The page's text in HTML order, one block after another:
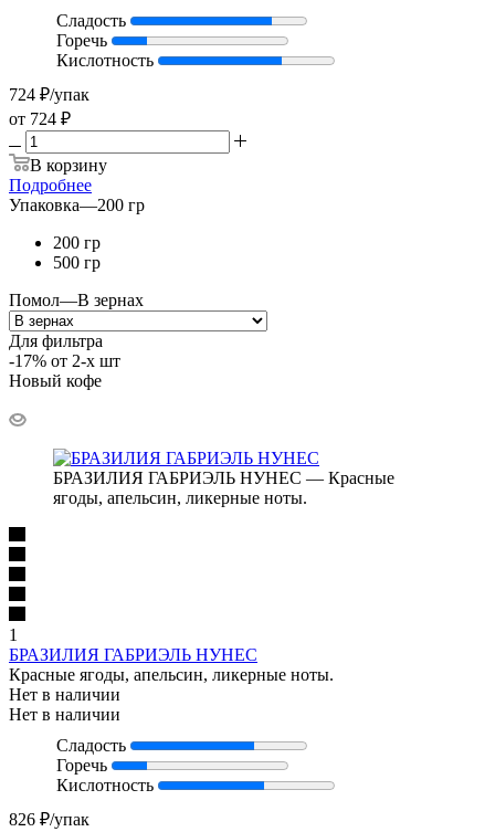
Сладость
Горечь
Кислотность
724 ₽/упак
от 724 ₽
В корзину
Подробнее
Упаковка—200 гр
200 гр
500 гр
Помол—В зернах
Для фильтра
-17% от 2-х шт
Новый кофе
БРАЗИЛИЯ ГАБРИЭЛЬ НУНЕС — Красные
ягоды, апельсин, ликерные ноты.
1
БРАЗИЛИЯ ГАБРИЭЛЬ НУНЕС
Красные ягоды, апельсин, ликерные ноты.
Нет в наличии
Нет в наличии
Сладость
Горечь
Кислотность
826 ₽/упак